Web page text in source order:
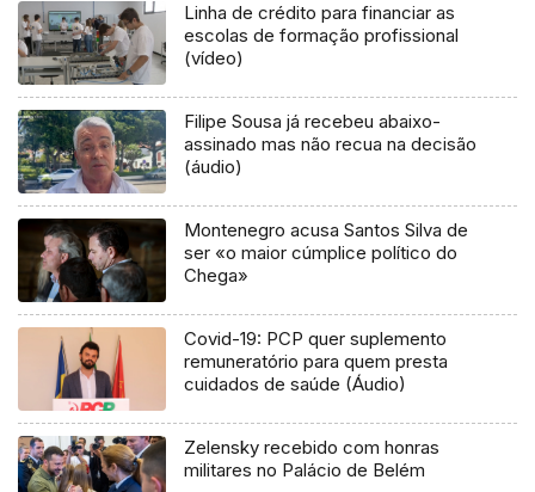
Linha de crédito para financiar as
escolas de formação profissional
(vídeo)
Filipe Sousa já recebeu abaixo-
assinado mas não recua na decisão
(áudio)
Montenegro acusa Santos Silva de
ser «o maior cúmplice político do
Chega»
Covid-19: PCP quer suplemento
remuneratório para quem presta
cuidados de saúde (Áudio)
Zelensky recebido com honras
militares no Palácio de Belém